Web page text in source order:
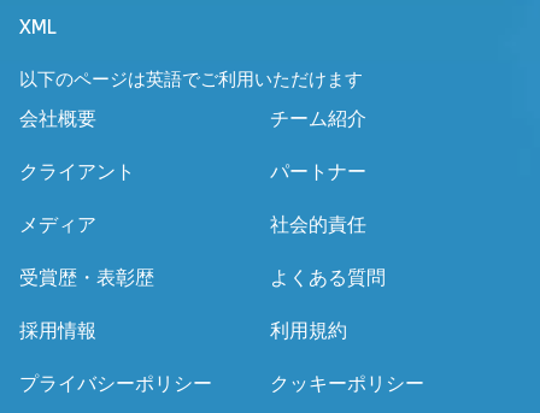
XML
以下のページは英語でご利用いただけます
会社概要
チーム紹介
クライアント パートナー
メディア 社会的責任
受賞歴・表彰歴 よくある質問
採用情報 利用規約
プライバシーポリシー クッキーポリシー